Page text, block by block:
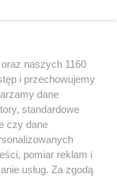
naszych 1160
i przechowujemy
dane
standardowe
czy dane
pomiar reklam i
usług. Za zgodą